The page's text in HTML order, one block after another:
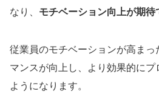
なり、 モチベーション向上が期待
従業員のモチベーションが高ま
マンスが向上し、より効果的に
ようになります。